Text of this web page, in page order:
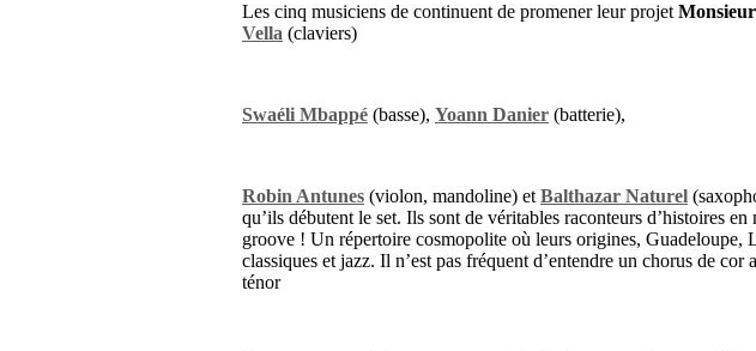
Les cinq musiciens de continuent de promener leur projet
Vella (claviers)
Swaéli Mbappé (basse), Yoann Danier (batterie),
Robin Antunes (violon, mandoline) et Balthazar Naturel
qu’ils débutent le set. Ils sont de véritables raconteurs d’histoires
groove ! Un répertoire cosmopolite où leurs origines, Guadeloupe,
classiques et jazz. Il n’est pas fréquent d’entendre un chorus de
ténor